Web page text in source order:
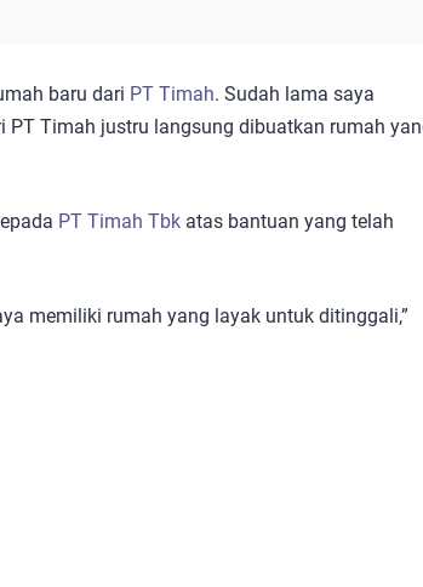
baru dari PT Timah. Sudah lama saya
PT Timah justru langsung dibuatkan rumah
PT Timah Tbk atas bantuan yang telah
memiliki rumah yang layak untuk ditinggali,”